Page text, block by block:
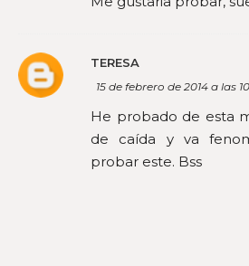
TERESA
15 de febrero de 2014 a las
He probado de esta
de caída y va
probar este. Bss